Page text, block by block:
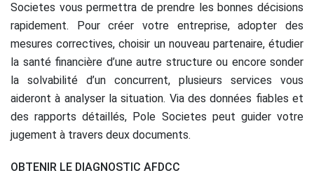
Societes vous permettra de prendre les bonnes décisions
rapidement. Pour créer votre entreprise, adopter des
mesures correctives, choisir un nouveau partenaire, étudier
la santé financière d’une autre structure ou encore sonder
la solvabilité d’un concurrent, plusieurs services vous
aideront à analyser la situation. Via des données fiables et
des rapports détaillés, Pole Societes peut guider votre
jugement à travers deux documents.
OBTENIR LE DIAGNOSTIC AFDCC